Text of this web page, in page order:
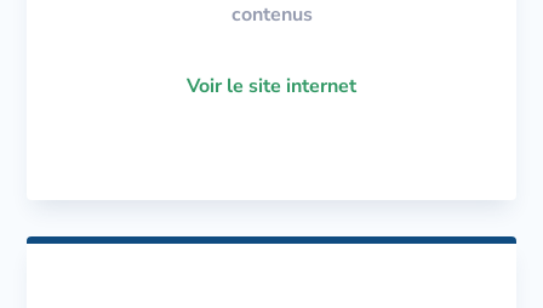
contenus
Voir le site internet